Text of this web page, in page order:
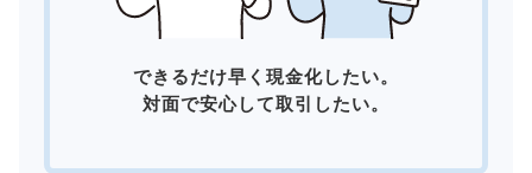
できるだけ早く現金化したい。
対面で安心して取引したい。